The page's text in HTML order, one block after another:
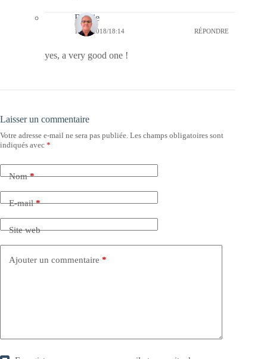
Bernie
15/12/2018/18:14 RÉPONDRE
yes, a very good one !
Laisser un commentaire
Votre adresse e-mail ne sera pas publiée. Les champs obligatoires sont
indiqués avec *
Nom*
E-mail*
Site web
Ajouter un commentaire *